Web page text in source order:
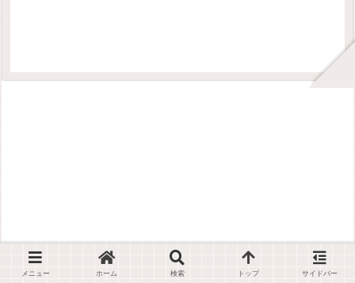
メニュー ホーム 検索 トップ サイドバー